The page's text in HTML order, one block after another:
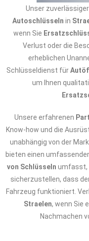
Unser
Autoschlüsseln in
wenn Sie
Verlust oder die
erheblichen
Schlüsseldienst für
um Ihnen
Unsere erfahrenen
Know-how und die
unabhängig von der
bieten einen
von Schlüsseln umfasst,
sicherzustellen, dass
Fahrzeug funktioniert.
Straelen, wenn Sie
Nachmachen